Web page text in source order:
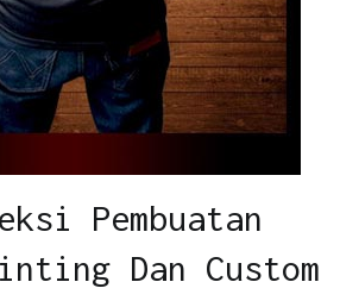
Pembuatan
Dan Custom